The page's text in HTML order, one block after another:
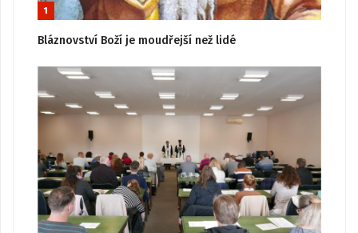
1
Bláznovství Boží je moudřejší než lidé